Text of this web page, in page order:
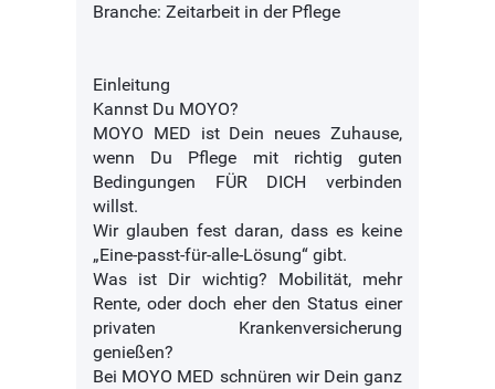
Branche: Zeitarbeit in der Pflege
Einleitung
Kannst Du MOYO?
MOYO MED ist Dein neues Zuhause,
wenn Du Pflege mit richtig guten
Bedingungen FÜR DICH verbinden
willst.
Wir glauben fest daran, dass es keine
„Eine-passt-für-alle-Lösung“ gibt.
Was ist Dir wichtig? Mobilität, mehr
Rente, oder doch eher den Status einer
privaten Krankenversicherung
genießen?
Bei MOYO MED schnüren wir Dein ganz